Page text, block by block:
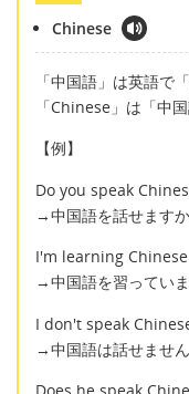
Chinese
「中国語」は英語で
「Chinese」は「中
【例】
Do you speak
→中国語を話せますか
I'm learning
→中国語を習っていま
I don't speak
→中国語は話せません